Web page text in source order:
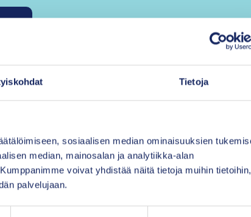
Tietoja
sosiaalisen median ominaisuuksien
median, mainosalan ja analytiikka-alan
voivat yhdistää näitä tietoja muihin
palvelujaan.
sijoituksiin liittyvät
hyvinvointiin liittyvät riski- ja
ulkopuolisten sijoitusten todennäköisyyttä.